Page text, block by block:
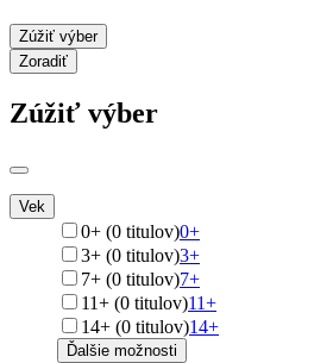
Zúžiť výber
Zoradiť
Zúžiť výber
Vek
0+ (0 titulov)0+
3+ (0 titulov)3+
7+ (0 titulov)7+
11+ (0 titulov)11+
14+ (0 titulov)14+
Ďalšie možnosti